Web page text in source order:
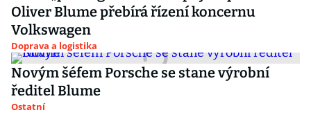
Oliver Blume přebírá řízení koncernu
Volkswagen
Doprava a logistika
Novým šéfem Porsche se stane výrobní
ředitel Blume
Ostatní